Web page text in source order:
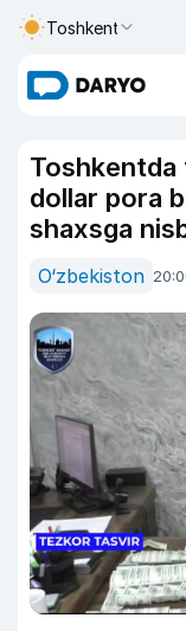
Toshkent
Toshkentda
dollar pora
shaxsga
O‘zbekiston